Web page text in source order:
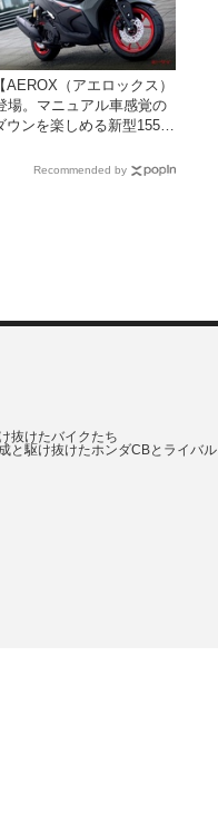
AEROX（アエロックス）
場。マニュアル車感覚の
ウンを楽しめる新型155cc
スクーター8月31日発売。
1800円Recommended by
抜けたバイクたち
と駆け抜けたホンダCBとライバル